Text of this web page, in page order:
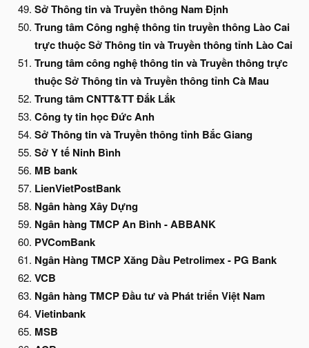
Sở Thông tin và Truyền thông Nam Định
Trung tâm Công nghệ thông tin truyền thông Lào Cai
trực thuộc Sở Thông tin và Truyền thông tỉnh Lào Cai
Trung tâm công nghệ thông tin và Truyền thông trực
thuộc Sở Thông tin và Truyền thông tỉnh Cà Mau
Trung tâm CNTT&TT Đắk Lắk
Công ty tin học Đức Anh
Sở Thông tin và Truyền thông tỉnh Bắc Giang
Sở Y tế Ninh Bình
MB bank
LienVietPostBank
Ngân hàng Xây Dựng
Ngân hàng TMCP An Bình - ABBANK
PVComBank
Ngân Hàng TMCP Xăng Dầu Petrolimex - PG Bank
VCB
Ngân hàng TMCP Đầu tư và Phát triển Việt Nam
Vietinbank
MSB